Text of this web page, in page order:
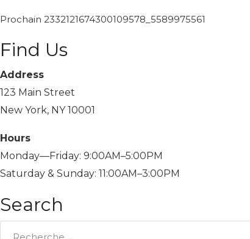
Prochain 2332121674300109578_5589975561
Find Us
Address
123 Main Street
New York, NY 10001
Hours
Monday—Friday: 9:00AM–5:00PM
Saturday & Sunday: 11:00AM–3:00PM
Search